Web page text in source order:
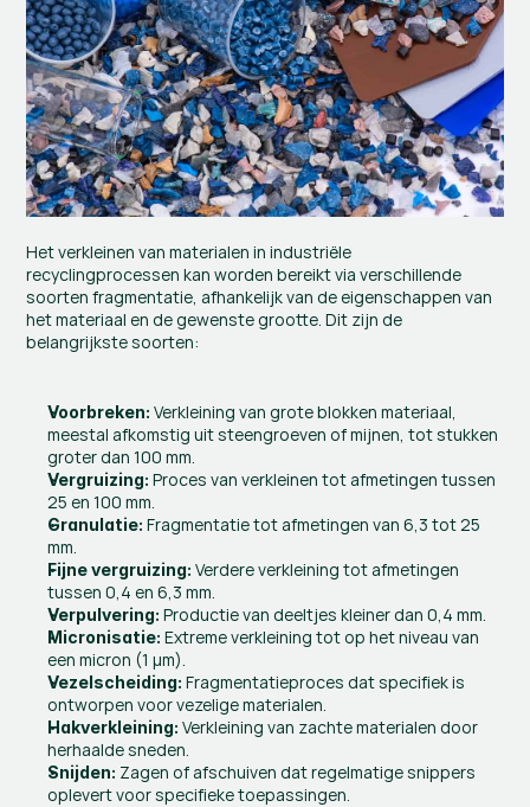
Het verkleinen van materialen in industriële
recyclingprocessen kan worden bereikt via verschillende
soorten fragmentatie, afhankelijk van de eigenschappen van
het materiaal en de gewenste grootte. Dit zijn de
belangrijkste soorten:
Voorbreken: Verkleining van grote blokken materiaal,
meestal afkomstig uit steengroeven of mijnen, tot stukken
groter dan 100 mm.
Vergruizing: Proces van verkleinen tot afmetingen tussen
25 en 100 mm.
Granulatie: Fragmentatie tot afmetingen van 6,3 tot 25
mm.
Fijne vergruizing: Verdere verkleining tot afmetingen
tussen 0,4 en 6,3 mm.
Verpulvering: Productie van deeltjes kleiner dan 0,4 mm.
Micronisatie: Extreme verkleining tot op het niveau van
een micron (1 µm).
Vezelscheiding: Fragmentatieproces dat specifiek is
ontworpen voor vezelige materialen.
Hakverkleining: Verkleining van zachte materialen door
herhaalde sneden.
Snijden: Zagen of afschuiven dat regelmatige snippers
oplevert voor specifieke toepassingen.